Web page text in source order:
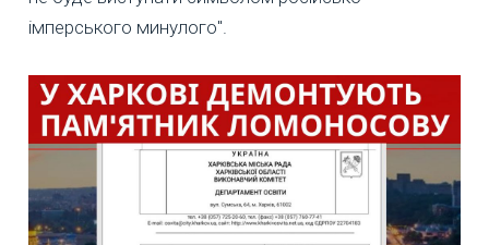
імперського минулого".